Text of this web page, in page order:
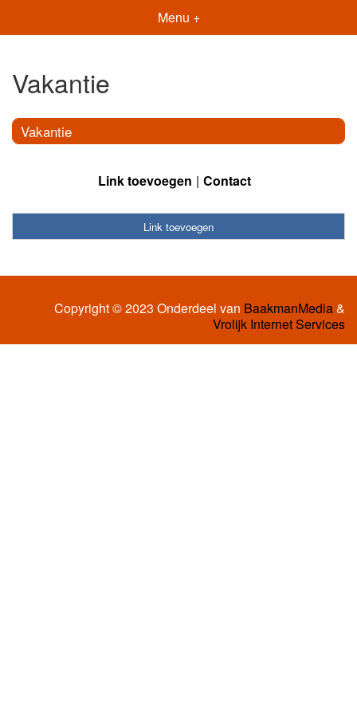
Menu +
Vakantie
Vakantie
Link toevoegen Contact
Link toevoegen
Copyright © 2023 Onderdeel van BaakmanMedia&
Vrolijk Internet Services